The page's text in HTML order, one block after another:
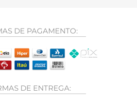
DE PAGAMENTO:
DE ENTREGA: